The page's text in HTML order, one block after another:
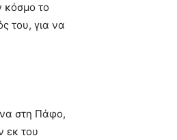
κόσμο το
του, για να
στη Πάφο,
εκ του